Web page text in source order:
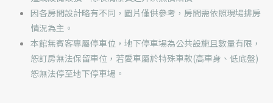
因各房間設計略有不同，圖片僅供參考，房間需依照現場排房
情況為主。
本館無賓客專屬停車位，地下停車場為公共設施且數量有限，
恕訂房無法保留車位，若愛車屬於特殊車款(高車身、低底盤)
恕無法停至地下停車場。